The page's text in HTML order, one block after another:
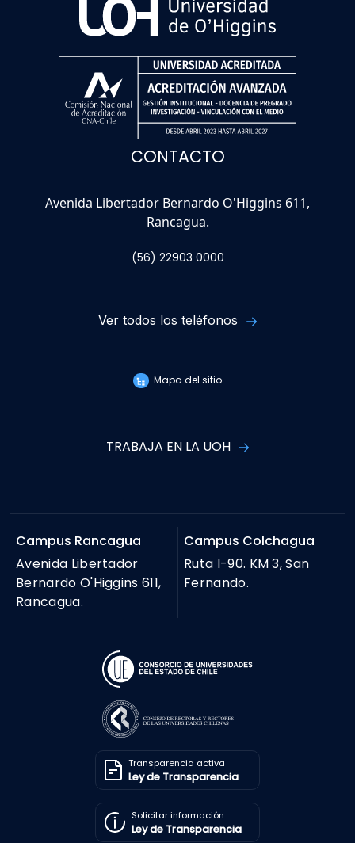
CONTACTO
Avenida Libertador Bernardo O'Higgins 611,
Rancagua.
(56) 22903 0000
Ver todos los teléfonos
Mapa del sitio
TRABAJA EN LA UOH
Campus Rancagua
Avenida Libertador
Bernardo O'Higgins 611,
Rancagua.
Campus Colchagua
Ruta I-90. KM 3, San
Fernando.
Transparencia activa
Ley de Transparencia
Solicitar información
Ley de Transparencia